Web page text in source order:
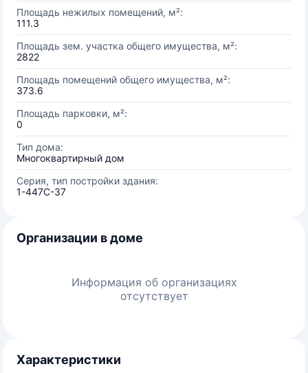
Площадь нежилых помещений, м²:
111.3
Площадь зем. участка общего имущества, м²:
2822
Площадь помещений общего имущества, м²:
373.6
Площадь парковки, м²:
0
Тип дома:
Многоквартирный дом
Серия, тип постройки здания:
1-447С-37
Организации в доме
Информация об организациях
отсутствует
Характеристики